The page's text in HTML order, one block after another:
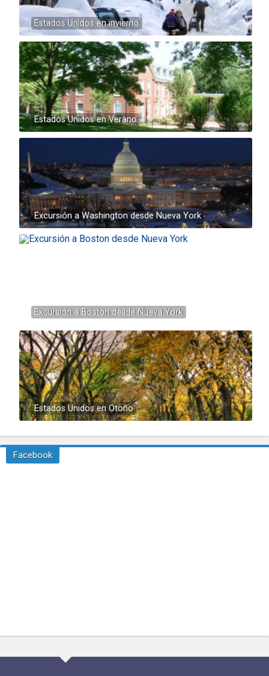
Estados Unidos en invierno
Estados Unidos en Verano
Excursión a Washington desde Nueva York
Excursión a Boston desde Nueva York
Estados Unidos en Otoño
Facebook